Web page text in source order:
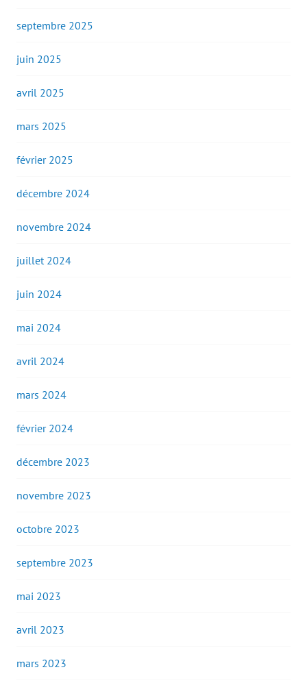
septembre 2025
juin 2025
avril 2025
mars 2025
février 2025
décembre 2024
novembre 2024
juillet 2024
juin 2024
mai 2024
avril 2024
mars 2024
février 2024
décembre 2023
novembre 2023
octobre 2023
septembre 2023
mai 2023
avril 2023
mars 2023